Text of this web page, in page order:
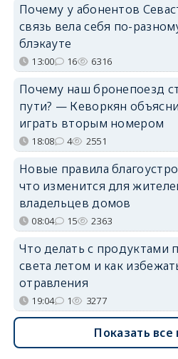
Почему у абонентов
связь вела себя по-
блэкауте
13:00 16 6316
Почему наш бронепоезд
пути? — Кеворкян
играть вторым номером
18:08 4 2551
Новые правила
что изменится для
владельцев домов
08:04 15 2363
Что делать с продуктами
света летом и как
отравления
19:04 1 3277
Показать все